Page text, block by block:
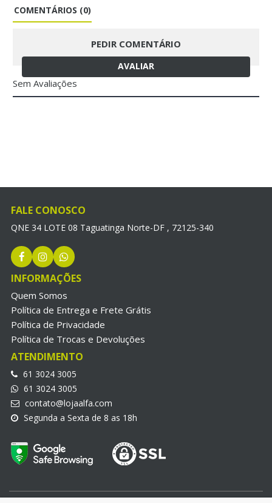
COMENTÁRIOS (0)
PEDIR COMENTÁRIO
AVALIAR
Sem Avaliações
FALE CONOSCO
QNE 34 LOTE 08 Taguatinga Norte-DF , 72125-340
INFORMAÇÕES
Quem Somos
Política de Entrega e Frete Grátis
Política de Privacidade
Política de Trocas e Devoluções
ATENDIMENTO
61 3024 3005
61 3024 3005
contato@lojaalfa.com
Segunda a Sexta de 8 as 18h